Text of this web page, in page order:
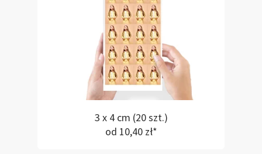
3 x 4 cm (20 szt.)
od 10,40 zł*